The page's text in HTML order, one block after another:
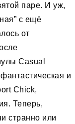
паре. И уж,
c ещё
от
Casual
и
Chick,
Теперь,
странно или